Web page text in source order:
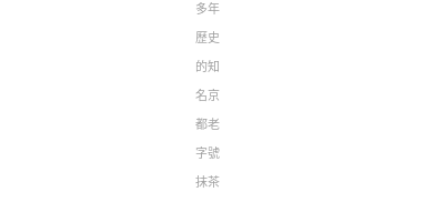
多年
歷史
的知
名京
都老
字號
抹茶